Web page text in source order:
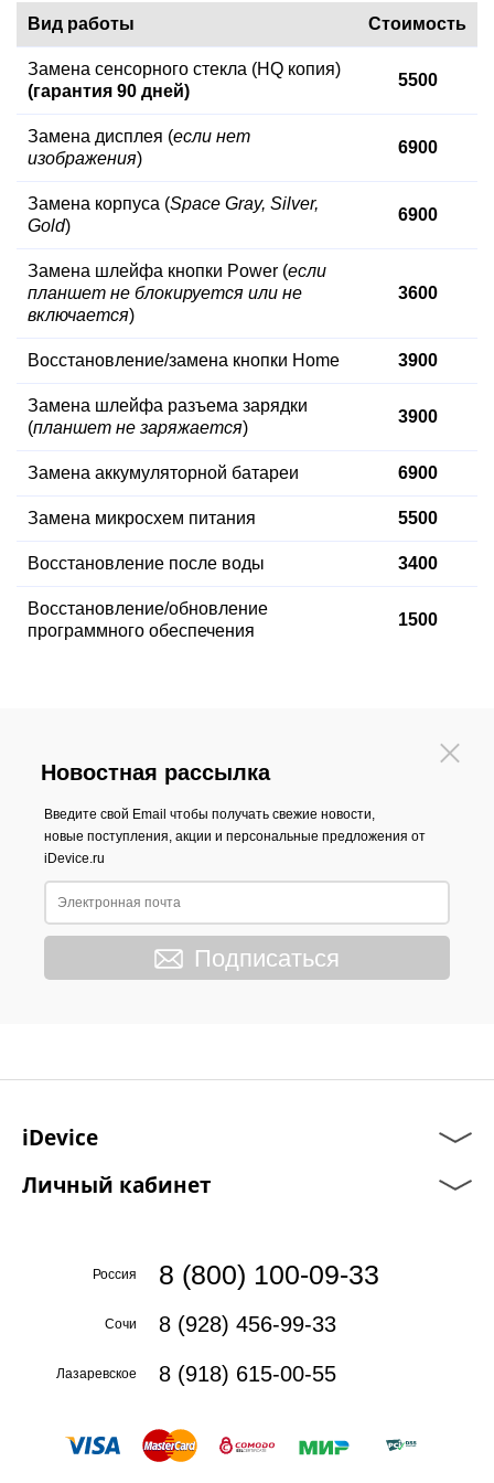
Вид работы Стоимость
Замена сенсорного стекла (HQ копия)
(гарантия 90 дней)
5500
Замена дисплея (если нет
изображения)
6900
Замена корпуса (Space Gray, Silver,
Gold)
6900
Замена шлейфа кнопки Power (если
планшет не блокируется или не
включается)
3600
Восстановление/замена кнопки Home 3900
Замена шлейфа разъема зарядки
(планшет не заряжается)
3900
Замена аккумуляторной батареи 6900
Замена микросхем питания 5500
Восстановление после воды 3400
Восстановление/обновление
программного обеспечения
1500
Новостная рассылка
Введите свой Email чтобы получать свежие новости,
новые поступления, акции и персональные предложения от
iDevice.ru
Подписаться
iDevice
Личный кабинет
Россия 8 (800) 100-09-33
Сочи 8 (928) 456-99-33
Лазаревское 8 (918) 615-00-55